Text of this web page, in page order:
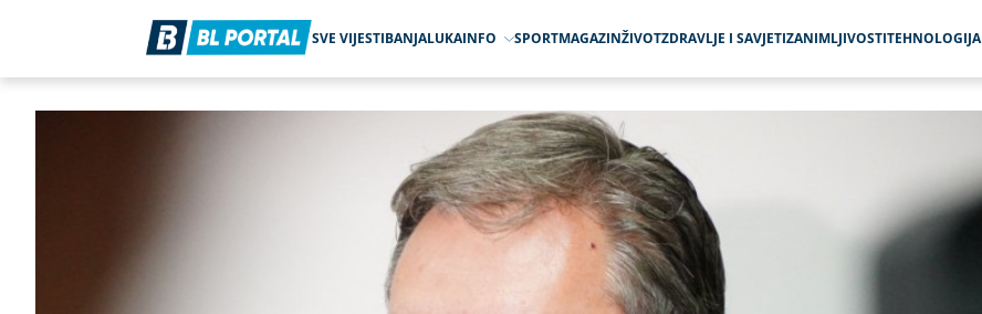
SVE VIJESTIBANJALUKAINFO SPORTMAGAZINŽIVOTZDRAVLJE I SAVJETIZANIMLJIVOSTITEHNOLOGIJA